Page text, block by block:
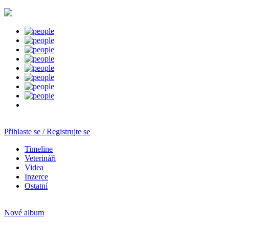
Přihlaste se / Registrujte se
Timeline
Veterináři
Videa
Inzerce
Ostatní
Nové album